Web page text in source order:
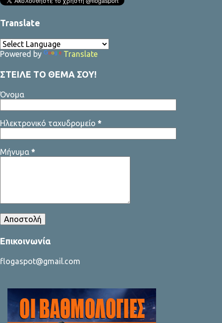
Translate
Powered by Translate
ΣΤΕΙΛΕ ΤΟ ΘΕΜΑ ΣΟΥ!
Όνομα
Ηλεκτρονικό ταχυδρομείο *
Μήνυμα *
Επικοινωνία
flogaspot@gmail.com